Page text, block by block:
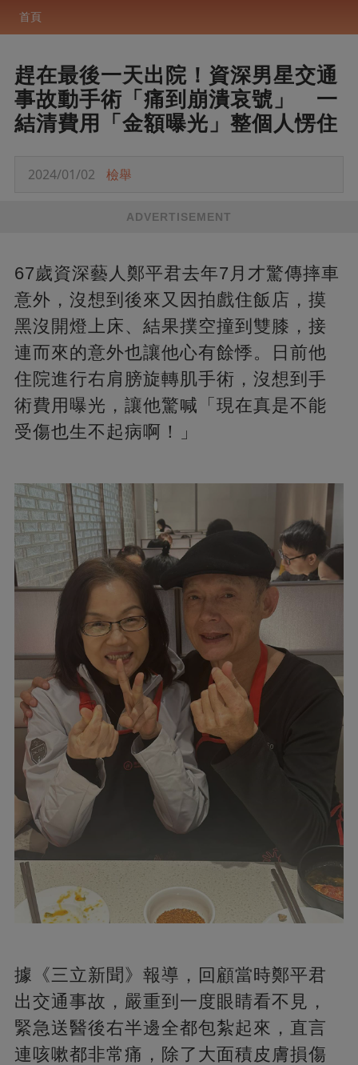
首頁
趕在最後一天出院！資深男星交通
事故動手術「痛到崩潰哀號」 一
結清費用「金額曝光」整個人愣住
2024/01/02 檢舉
ADVERTISEMENT
67歲資深藝人鄭平君去年7月才驚傳摔車
意外，沒想到後來又因拍戲住飯店，摸
黑沒開燈上床、結果撲空撞到雙膝，接
連而來的意外也讓他心有餘悸。日前他
住院進行右肩膀旋轉肌手術，沒想到手
術費用曝光，讓他驚喊「現在真是不能
受傷也生不起病啊！」
據《三立新聞》報導，回顧當時鄭平君
出交通事故，嚴重到一度眼睛看不見，
緊急送醫後右半邊全都包紮起來，直言
連咳嗽都非常痛，除了大面積皮膚損傷